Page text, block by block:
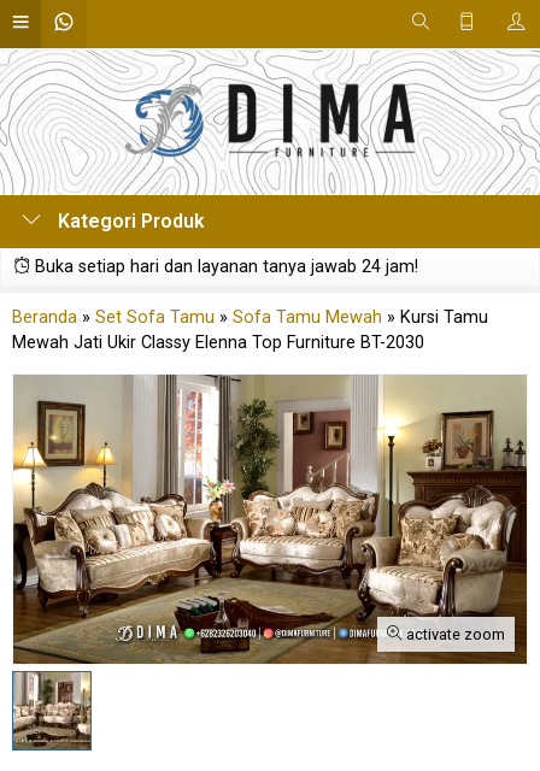
Kategori Produk
Buka setiap hari dan layanan tanya jawab 24 jam!
Beranda » Set Sofa Tamu » Sofa Tamu Mewah » Kursi Tamu
Mewah Jati Ukir Classy Elenna Top Furniture BT-2030
activate zoom